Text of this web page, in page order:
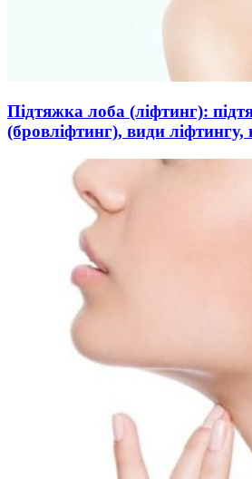
Підтяжка лоба (ліфтинг):
(бровліфтинг), види ліфтингу,